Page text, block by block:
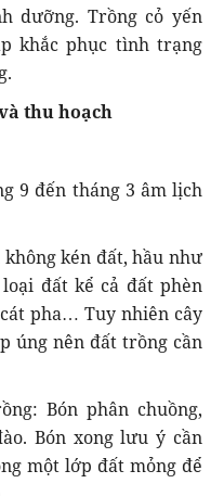
dưỡng. Trồng cỏ yến
khắc phục tình trạng
thu hoạch
9 đến tháng 3 âm lịch
kén đất, hầu như
đất kể cả đất phèn
pha… Tuy nhiên cây
úng nên đất trồng cần
Bón phân chuồng,
Bón xong lưu ý cần
một lớp đất mỏng để